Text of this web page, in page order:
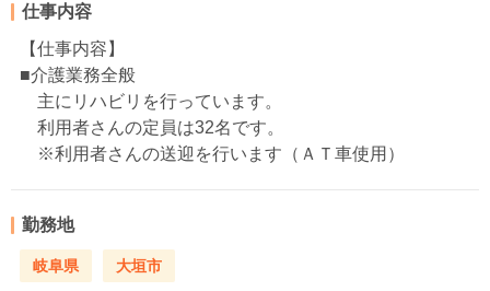
仕事内容
【仕事内容】
■介護業務全般
主にリハビリを行っています。
利用者さんの定員は32名です。
※利用者さんの送迎を行います（ＡＴ車使用）
勤務地
岐阜県 大垣市